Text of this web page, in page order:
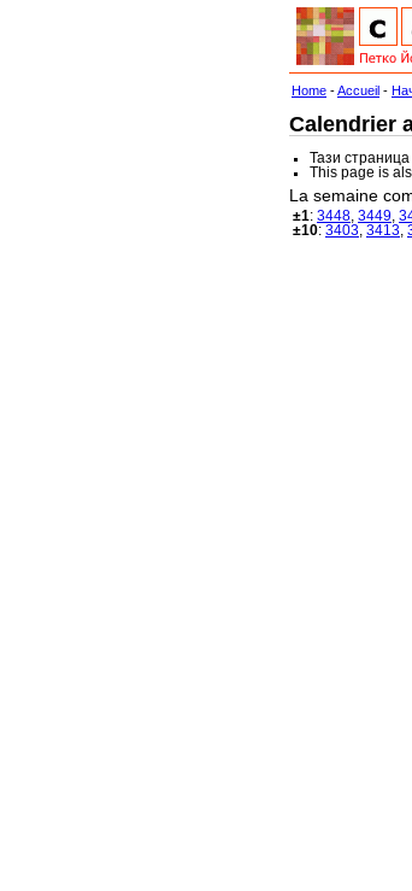
Home -Accueil -
Calendrier
Тази
This page is
La semaine
±1: 3448 3449
±10: 3403 3413